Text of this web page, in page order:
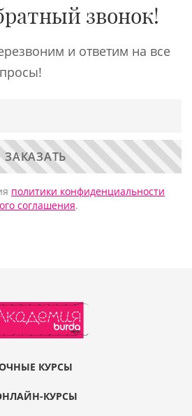
звонок!
и ответим на все
ЗАКАЗАТЬ
политики конфиденциальности
соглашения.
КУРСЫ
КУРСЫ